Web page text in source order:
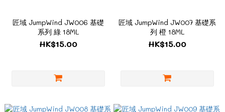
匠域 JumpWind JW006 基礎
系列 綠 18ML
HK$15.00
匠域 JumpWind JW007 基礎系
列 橙 18ML
HK$15.00